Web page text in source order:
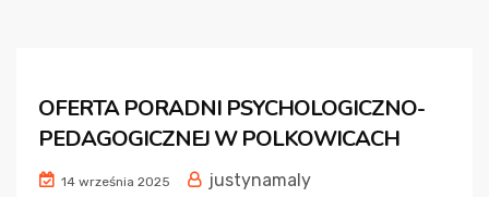
OFERTA PORADNI PSYCHOLOGICZNO-
PEDAGOGICZNEJ W POLKOWICACH
14 września 2025
justynamaly